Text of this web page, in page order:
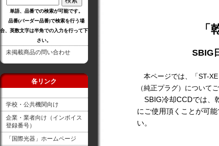
単語、品番での検索が可能です。
品番(バーダー品番)で検索を行う場
合、英数文字は半角での入力を行って下
さい。
未掲載商品の問い合わせ
各リンク
学校・公共機関向け
企業・業者向け（インボイス
登録番号）
「国際光器」ホームページ
SBIG
本ページでは、「ST-
（純正プラグ）について
SBIG冷却CCDでは、
にご使用頂くことが可
い。